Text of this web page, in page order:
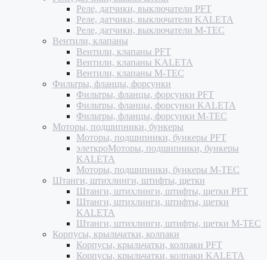
Реле, датчики, выключатели PFT
Реле, датчики, выключатели KALETA
Реле, датчики, выключатели M-TEC
Вентили, клапаны
Вентили, клапаны PFT
Вентили, клапаны KALETA
Вентили, клапаны M-TEC
Фильтры, фланцы, форсунки
Фильтры, фланцы, форсунки PFT
Фильтры, фланцы, форсунки KALETA
Фильтры, фланцы, форсунки M-TEC
Моторы, подшипники, бункеры
Моторы, подшипники, бункеры PFT
элеткроМоторы, подшипники, бункеры
KALETA
Моторы, подшипники, бункеры M-TEC
Штанги, штихлинги, штифты, щетки
Штанги, штихлинги, штифты, щетки PFT
Штанги, штихлинги, штифты, щетки
KALETA
Штанги, штихлинги, штифты, щетки M-TEC
Корпусы, крыльчатки, колпаки
Корпусы, крыльчатки, колпаки PFT
Корпусы, крыльчатки, колпаки KALETA